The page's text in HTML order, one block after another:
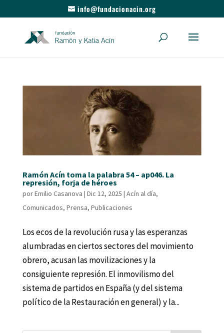
info@fundacionacin.org
Ramón Acín toma la palabra 54 – ap046. La
represión, forja de héroes
porEmilio Casanova | Dic 12, 2025 | Acín al día,
Comunicados, Prensa, Publicaciones
Los ecos de la revolución rusa y las esperanzas
alumbradas en ciertos sectores del movimiento
obrero, acusan las movilizaciones y la
consiguiente represión. El inmovilismo del
sistema de partidos en España (y del sistema
político de la Restauración en general) y la...